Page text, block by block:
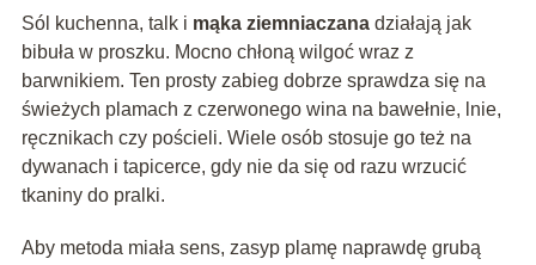
Sól kuchenna, talk i mąka ziemniaczanadziałają jak
bibuła w proszku. Mocno chłoną wilgoć wraz z
barwnikiem. Ten prosty zabieg dobrze sprawdza się na
świeżych plamach z czerwonego wina na bawełnie, lnie,
ręcznikach czy pościeli. Wiele osób stosuje go też na
dywanach i tapicerce, gdy nie da się od razu wrzucić
tkaniny do pralki.
Aby metoda miała sens, zasyp plamę naprawdę grubą